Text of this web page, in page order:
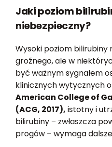
Jaki poziom
niebezpieczny?
Wysoki poziom bilirubiny
groźnego, ale w
być ważnym sygnałem
klinicznych wytycznych
American College of
(ACG, 2017), istotny i
bilirubiny – zwłaszcza
progów – wymaga